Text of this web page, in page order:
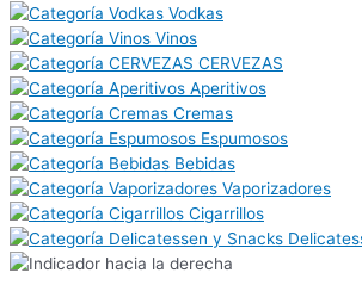
Vodkas
Vinos
CERVEZAS
Aperitivos
Cremas
Espumosos
Bebidas
Vaporizadores
Cigarrillos